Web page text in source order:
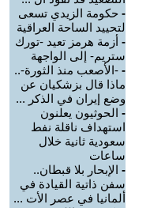
- حكومة الزيدي تسعى
لتحييد الساحة العراقية
- أزمة هرمز تعيد -تورك
ستريم- إلى الواجهة
- -الأصعب منذ الثورة-..
ماذا قال بزشكيان عن
وضع إيران في الذكر ...
- الحوثيون يعلنون
استهداف ناقلة نفط
سعودية ثانية خلال
ساعات
- الإبحار بلا قبطان..
سفن ذاتية القيادة في
ألمانيا في عصر الأت ...